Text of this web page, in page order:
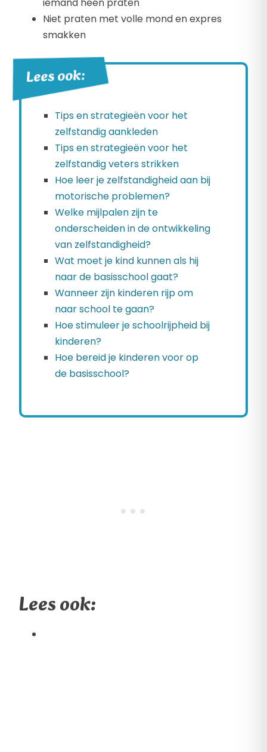
iemand heen praten
Niet praten met volle mond en expres
smakken
Lees ook:
Tips en strategieën voor het
zelfstandig aankleden
Tips en strategieën voor het
zelfstandig veters strikken
Hoe leer je zelfstandigheid aan bij
motorische problemen?
Welke mijlpalen zijn te
onderscheiden in de ontwikkeling
van zelfstandigheid?
Wat moet je kind kunnen als hij
naar de basisschool gaat?
Wanneer zijn kinderen rijp om
naar school te gaan?
Hoe stimuleer je schoolrijpheid bij
kinderen?
Hoe bereid je kinderen voor op
de basisschool?
Lees ook: